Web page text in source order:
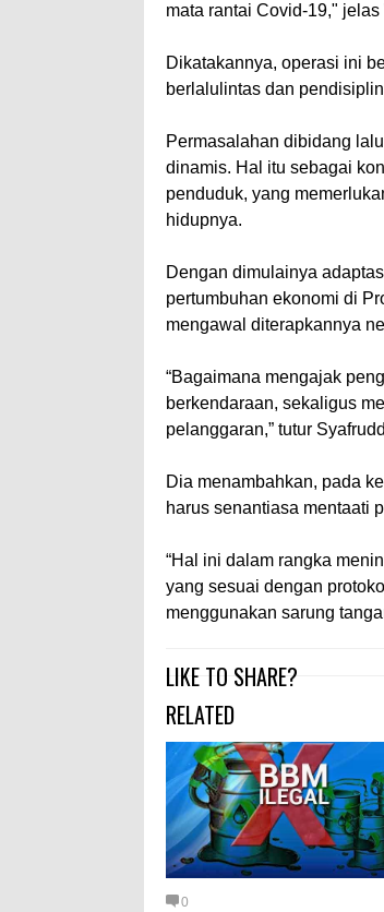
mata rantai Covid-19,"
Dikatakannya, operasi ini
berlalulintas dan
Permasalahan dibidang
dinamis. Hal itu sebagai
penduduk, yang
hidupnya.
Dengan dimulainya
pertumbuhan ekonomi di
mengawal diterapkannya
“Bagaimana mengajak
berkendaraan, sekaligus
pelanggaran,” tutur
Dia menambahkan, pada
harus senantiasa mentaati
“Hal ini dalam rangka
yang sesuai dengan
menggunakan sarung
LIKE TO SHARE?
RELATED
0